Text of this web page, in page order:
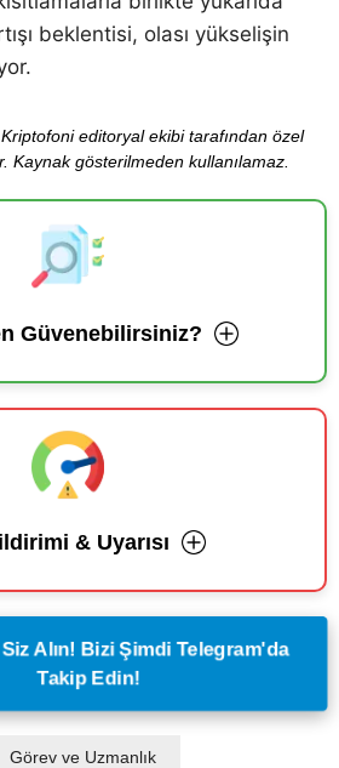
beklentisi, olası yükselişin
editoryal ekibi tarafından özel
Kaynak gösterilmeden kullanılamaz.
Güvenebilirsiniz?
& Uyarısı
Alın! Bizi Şimdi Telegram'da
Takip Edin!
Görev ve Uzmanlık